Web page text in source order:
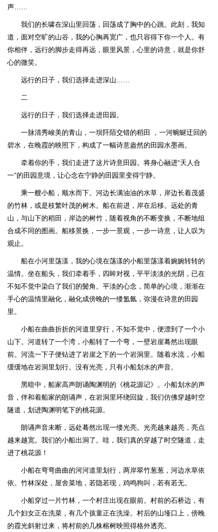
声……
我们的长啸在深山里回荡，回荡成了胸中的心跳。此刻，我知
道，面对空旷的山谷，我的心胸再宽广，也只容得下你一个人。有
你相伴，远行的脚步走得再远，眼里风景，心里的诗意，就是你舒
心的微笑。
远行的日子，我们选择走进深山……
二
远行的日子，我们选择走进田园。
一脉清秀峻美的青山，一坝阡陌交错的稻田 ，一河蜿蜒迂回的
碧水，在晚霞的映照下，构成了一幅诗意盎然的田园水墨画。
牵着你的手，我们走进了这片诗意田园。将身心融进“天人合
一”的田园意境，让心念在宁静的田园里变得宁静。
乘一艘小船，顺水而下。河边长满油油的水草，岸边长着茂盛
的竹林，或是枝繁叶茂的树木。船在前进，岸在后移。远处的青
山，与山下的稻田，岸边的树竹，随着视角的不断变换，不断地组
合成不同的图画。船移景换，一步一景观，一步一诗意，让人叹为
观止。
船在小河里荡漾，我的心境在荡漾的小船里荡漾着婉婉转转的
温情。坐在船头，我们牵着手，四眸对视，平平淡淡的光阴，已在
不知不觉中染白了我们的鬓角。平淡的心念，简单的心境，渐渐在
手心的温情里融化，融化成傍晚的一缕氲氤，弥漫在诗意的田园
里。
小船在曲曲折折的河道里穿行，不知不觉中，便漂到了一个小
山下。河道转了一个湾，小船转了一个弯，一壁岩崖蓦然出现眼
前。河流一下子便钻进了岩崖之下的一个岩洞里。随着水流，小船
缓缓地在岩洞里划行。没有光亮，只有小船划水的声音。
黑暗中，船家高声朗诵陶渊明的《桃花源记》。小船划水的声
音，伴和着船家的朗诵声，在岩洞里环绕回旋，我们仿佛穿越时空
隧道，划进陶渊明笔下的桃花源。
朗诵声音未断，远处蓦然出现一缕光亮。光亮越来越亮，亮点
越来越宽。我们的小船出洞了。哇，我们真的穿越了时空隧道，走
进了桃花源！
小船在弯弯曲曲的河河道里划行，两岸翠竹葱葱，河边水草依
依。竹林深处，屋舍菜地，若隐若现，鸡鸣狗叫，若有若无。
小船穿过一片竹林，一个村庄出现在眼前。村前的石桥边，有
几个妇女正在洗菜，有几个孩童正在洗澡。村后的山垭口上，傍晚
的霞光斜射过来，将村前的几株榕树映照得格外透亮。